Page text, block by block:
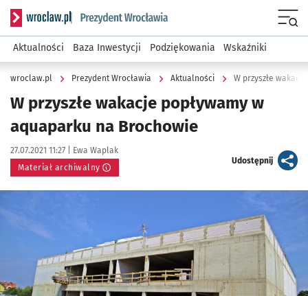
Serwis informacyjny wroclaw.pl podserwis: Prezydent
Aktualności Baza Inwestycji Podziękowania Wskaźniki
wroclaw.pl Prezydent Wrocławia Aktualności W przyszłe
W przyszłe wakacje popływamy w
aquaparku na Brochowie
Data publikacji:
27.07.2021 11:27 | Autor:
Ewa Waplak
Materiał archiwalny
Udostępnijartykuł